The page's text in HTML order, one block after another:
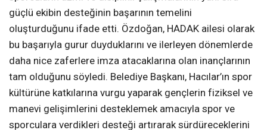
güçlü ekibin desteğinin başarının temelini
oluşturduğunu ifade etti. Özdoğan, HADAK ailesi olarak
bu başarıyla gurur duyduklarını ve ilerleyen dönemlerde
daha nice zaferlere imza atacaklarına olan inançlarının
tam olduğunu söyledi. Belediye Başkanı, Hacılar’ın spor
kültürüne katkılarına vurgu yaparak gençlerin fiziksel ve
manevi gelişimlerini desteklemek amacıyla spor ve
sporculara verdikleri desteği artırarak sürdüreceklerini